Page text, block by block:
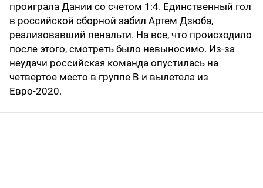
проиграла Дании со счетом 1:4. Единственный гол
в российской сборной забил Артем Дзюба,
реализовавший пенальти. На все, что происходило
после этого, смотреть было невыносимо. Из-за
неудачи российская команда опустилась на
четвертое место в группе B и вылетела из
Евро-2020.